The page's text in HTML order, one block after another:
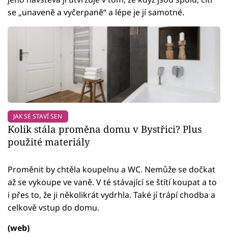
se „unaveně a vyčerpaně“ a lépe je jí samotné.
JAK SE STAVÍ SEN
Kolik stála proměna domu v Bystřici? Plus
použité materiály
Proměnit by chtěla koupelnu a WC. Nemůže se dočkat
až se vykoupe ve vaně. V té stávající se štítí koupat a to
i přes to, že ji několikrát vydrhla. Také jí trápí chodba a
celkově vstup do domu.
(web)